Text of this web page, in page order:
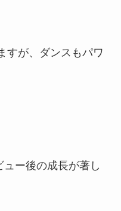
すが、ダンスもパワ
ュー後の成長が著し